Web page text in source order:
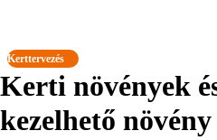
Kerttervezés
Kerti növények
kezelhető növény